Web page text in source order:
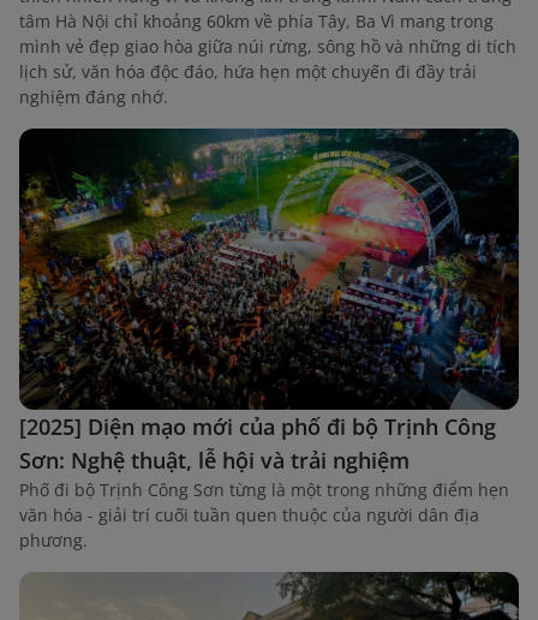
tâm Hà Nội chỉ khoảng 60km về phía Tây, Ba Vì mang trong
mình vẻ đẹp giao hòa giữa núi rừng, sông hồ và những di tích
lịch sử, văn hóa độc đáo, hứa hẹn một chuyến đi đầy trải
nghiệm đáng nhớ.
[2025] Diện mạo mới của phố đi bộ Trịnh Công
Sơn: Nghệ thuật, lễ hội và trải nghiệm
Phố đi bộ Trịnh Công Sơn từng là một trong những điểm hẹn
văn hóa - giải trí cuối tuần quen thuộc của người dân địa
phương.